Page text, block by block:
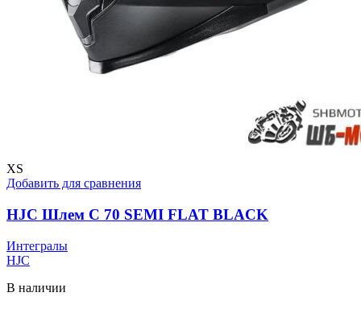
XS
Добавить для сравнения
HJC Шлем C 70 SEMI FLAT BLACK
Интегралы
HJC
В наличии